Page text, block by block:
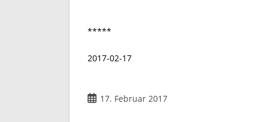
*****
2017-02-17
Beitrag17. Februar 2017